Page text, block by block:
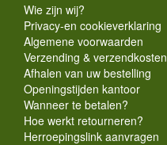
Wie zijn wij?
Privacy-en cookieverklaring
Algemene voorwaarden
Verzending & verzendkosten
Afhalen van uw bestelling
Openingstijden kantoor
Wanneer te betalen?
Hoe werkt retourneren?
Herroepingslink aanvragen